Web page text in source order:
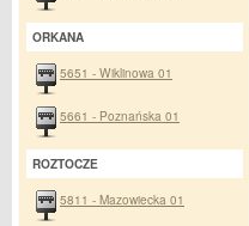
ORKANA
5651 - Wiklinowa 01
5661 - Poznańska 01
ROZTOCZE
5811 - Mazowiecka 01